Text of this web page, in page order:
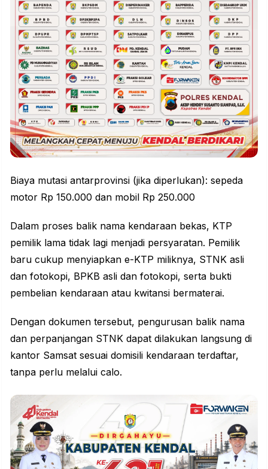
Biaya mutasi antarprovinsi (jika diperlukan): sepeda
motor Rp 150.000 dan mobil Rp 250.000
Dalam proses balik nama kendaraan bekas, KTP
pemilik lama tidak lagi menjadi persyaratan. Pemilik
baru cukup menyiapkan e-KTP miliknya, STNK asli
dan fotokopi, BPKB asli dan fotokopi, serta bukti
pembelian kendaraan atau kwitansi bermaterai.
Dengan dokumen tersebut, pengurusan balik nama
dan perpanjangan STNK dapat dilakukan langsung di
kantor Samsat sesuai domisili kendaraan terdaftar,
tanpa perlu melalui calo.